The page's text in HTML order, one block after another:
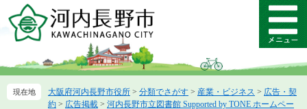
ー
先
ニ
を
メ
ニ
ー
大阪府河内長野市役所 > 分類でさがす > 産業・ビジネス > 広告・契
約 > 広告掲載 > 河内長野市立図書館 Supported by TONE ホームペー